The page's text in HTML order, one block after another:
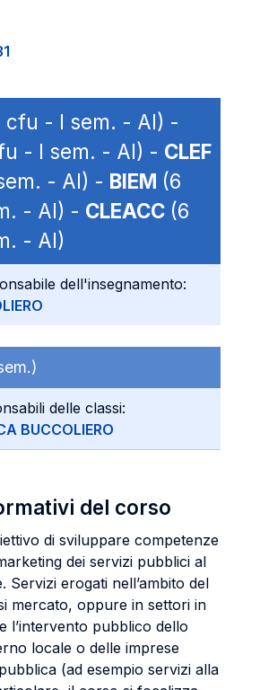
cfu - I sem. - AI) -
- I sem. - AI) - CLEF
- AI) - BIEM (6
- AI) - CLEACC (6
- AI)
dell'insegnamento:
delle classi:
BUCCOLIERO
del corso
di sviluppare competenze
dei servizi pubblici al
Servizi erogati nell’ambito del
mercato, oppure in settori in
l’intervento pubblico dello
locale o delle imprese
(ad esempio servizi alla